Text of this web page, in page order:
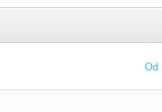
Od